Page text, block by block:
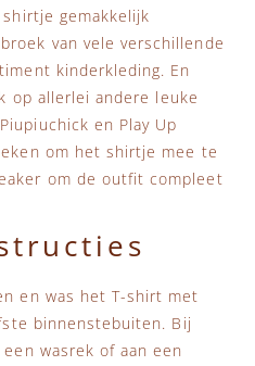
gemakkelijk
van vele verschillende
kinderkleding. En
op allerlei andere leuke
en Play Up
om het shirtje mee te
om de outfit compleet
en was het T-shirt met
binnenstebuiten. Bij
wasrek of aan een